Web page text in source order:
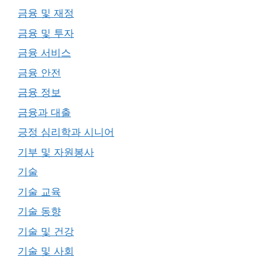
금융 및 재정
금융 및 투자
금융 서비스
금융 안전
금융 정보
금융과 대출
긍정 심리학과 시니어
기부 및 자원봉사
기술
기술 교육
기술 동향
기술 및 건강
기술 및 사회